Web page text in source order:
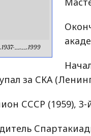
__.__.1999
за СКА
СССР (1959),